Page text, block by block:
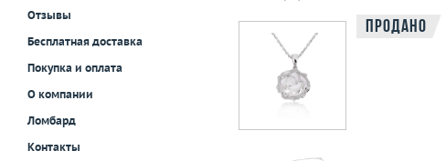
Отзывы
Бесплатная доставка
Покупка и оплата
О компании
Ломбард
Контакты
Продано